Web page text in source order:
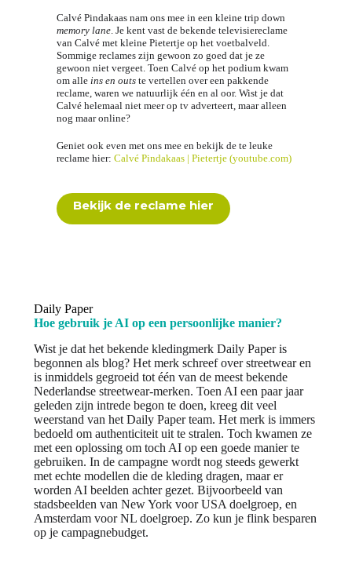
Calvé Pindakaas nam ons mee in een kleine trip down
memory lane. Je kent vast de bekende televisiereclame
van Calvé met kleine Pietertje op het voetbalveld.
Sommige reclames zijn gewoon zo goed dat je ze
gewoon niet vergeet. Toen Calvé op het podium kwam
om alle ins en outste vertellen over een pakkende
reclame, waren we natuurlijk één en al oor. Wist je dat
Calvé helemaal niet meer op tv adverteert, maar alleen
nog maar online?
Geniet ook even met ons mee en bekijk de te leuke
reclame hier: Calvé Pindakaas | Pietertje (youtube.com)
Bekijk de reclame hier
Daily Paper
Hoe gebruik je AI op een persoonlijke manier?
Wist je dat het bekende kledingmerk Daily Paper is
begonnen als blog? Het merk schreef over streetwear en
is inmiddels gegroeid tot één van de meest bekende
Nederlandse streetwear-merken. Toen AI een paar jaar
geleden zijn intrede begon te doen, kreeg dit veel
weerstand van het Daily Paper team. Het merk is immers
bedoeld om authenticiteit uit te stralen. Toch kwamen ze
met een oplossing om toch AI op een goede manier te
gebruiken. In de campagne wordt nog steeds gewerkt
met echte modellen die de kleding dragen, maar er
worden AI beelden achter gezet. Bijvoorbeeld van
stadsbeelden van New York voor USA doelgroep, en
Amsterdam voor NL doelgroep. Zo kun je flink besparen
op je campagnebudget.